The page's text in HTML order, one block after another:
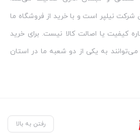
نیلپر است و با خرید از فروشگاه ما
کیفیت یا اصالت کالا نیست. برای خرید
می‌توانند به یکی از دو شعبه ما در استان
رفتن به بالا